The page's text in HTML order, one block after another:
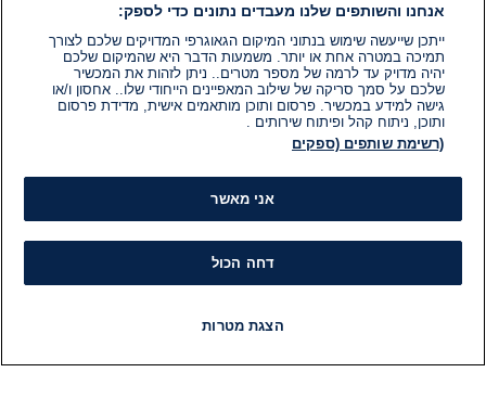
אנחנו והשותפים שלנו מעבדים נתונים כדי לספק:
ייתכן שייעשה שימוש בנתוני המיקום הגאוגרפי המדויקים שלכם לצורך
תמיכה במטרה אחת או יותר. משמעות הדבר היא שהמיקום שלכם
יהיה מדויק עד לרמה של מספר מטרים.. ניתן לזהות את המכשיר
שלכם על סמך סריקה של שילוב המאפיינים הייחודי שלו.. אחסון ו/או
גישה למידע במכשיר. פרסום ותוכן מותאמים אישית, מדידת פרסום
ותוכן, ניתוח קהל ופיתוח שירותים .
(רשימת שותפים (ספקים
אני מאשר
דחה הכול
הצגת מטרות